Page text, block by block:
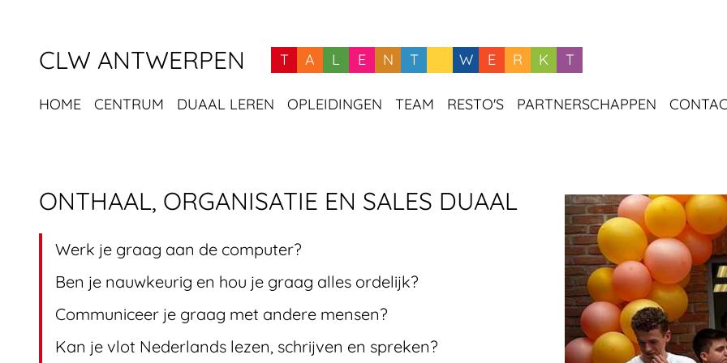
CLW ANTWERPEN T A L E N T W E R K T
NAVIGATIE
HOME CENTRUM DUAAL LEREN OPLEIDINGEN TEAM RESTO'S PARTNERSCHAPPEN
PAGINA
ONTHAAL, ORGANISATIE EN SALES DUAAL
Werk je graag aan de computer?
Ben je nauwkeurig en hou je graag alles ordelijk?
Communiceer je graag met andere mensen?
Kan je vlot Nederlands lezen, schrijven en spreken?
IN BEELD